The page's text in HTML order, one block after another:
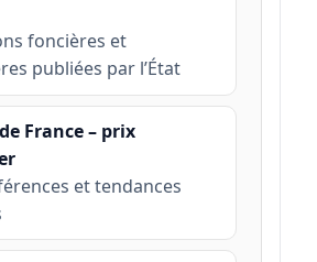
foncières et
publiées par l’État
France – prix
et tendances